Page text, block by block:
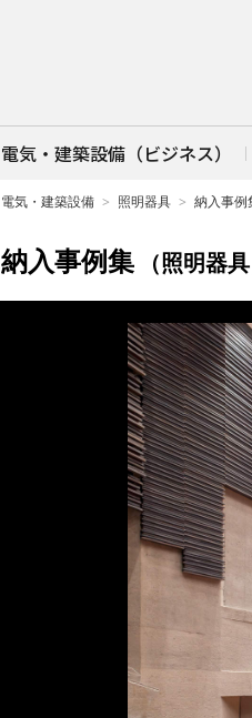
電気・建築設備（ビジネス）
電気・建築設備 照明器具 納入事例
納入事例集 （照明器具